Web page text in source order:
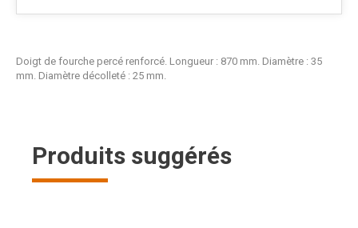
Doigt de fourche percé renforcé. Longueur : 870 mm. Diamètre : 35
mm. Diamètre décolleté : 25 mm.
Produits suggérés